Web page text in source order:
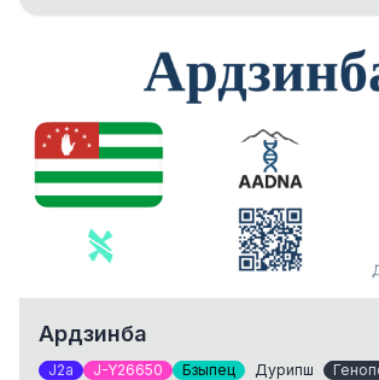
Ардзинба
J2a J-Y26650 Бзыпец Дурипш